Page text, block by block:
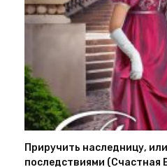
Приручить наследницу,
последствиями (Счастная